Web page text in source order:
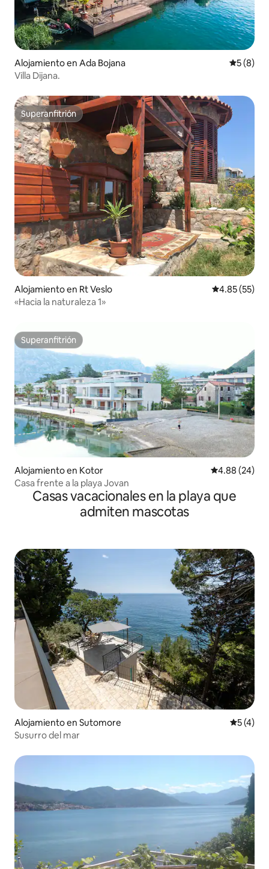
Alojamiento en Ada Bojana
5 (8)
Villa Dijana.
Superanfitrión
Superanfitrión
Alojamiento en Rt Veslo Calificación
4.85 (55)
«Hacia la naturaleza 1»
Superanfitrión
Superanfitrión
Alojamiento en Kotor Calificación
4.88 (24)
Casa frente a la playa Jovan
Casas vacacionales en la playa que
admiten mascotas
Alojamiento en Sutomore
5 (4)
Susurro del mar